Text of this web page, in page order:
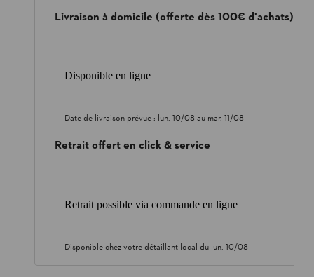
Livraison à domicile (offerte dès 100€ d'achats)
Disponible en ligne
Date de livraison prévue : lun. 10/08 au mar. 11/08
Retrait offert en click & service
Retrait possible via commande en ligne
Disponible chez votre détaillant local du lun. 10/08